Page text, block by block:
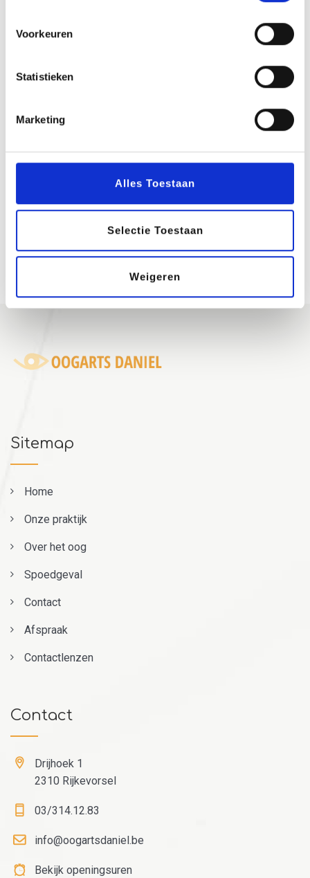
Voorkeuren
Statistieken
Marketing
Alles Toestaan
Selectie Toestaan
Weigeren
Sitemap
Home
Onze praktijk
Over het oog
Spoedgeval
Contact
Afspraak
Contactlenzen
Contact
Drijhoek 1
2310 Rijkevorsel
03/314.12.83
info@oogartsdaniel.be
Bekijk openingsuren